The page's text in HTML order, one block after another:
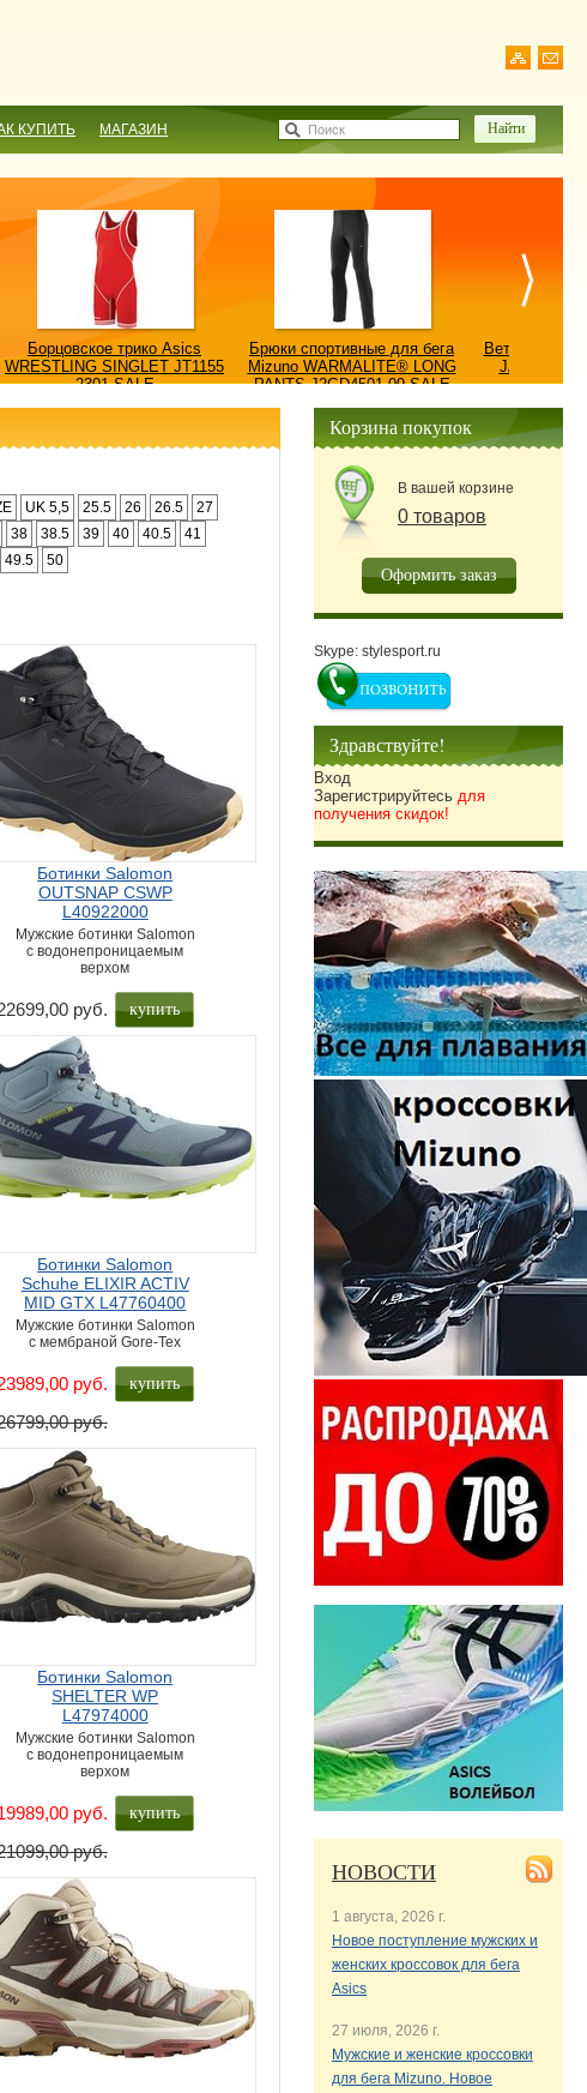
КУПИТЬ МАГАЗИН Поиск
Борцовское трико Asics
WRESTLING SINGLET JT1155
2301-SALE
Брюки спортивные для бега
Mizuno WARMALITE® LONG
PANTS J2GD4501-09-SALE
Ветровка
JACKET/
UK 5,5 25.5 26 26.5
27
38 38.5 39 40 40.5
41
49.5 50
Ботинки Salomon
OUTSNAP CSWP
L40922000
Мужские ботинки Salomon
с водонепроницаемым
верхом
руб. купить
Ботинки Salomon
Schuhe ELIXIR ACTIV
MID GTX L47760400
Мужские ботинки Salomon
с мембраной Gore-Tex
руб.
руб.
купить
Ботинки Salomon
SHELTER WP
L47974000
Мужские ботинки Salomon
с водонепроницаемым
верхом
руб.
руб.
купить
Корзина покупок
В вашей корзине
0 товаров
Оформить заказ
Skype: stylesport.ru
Здравствуйте!
Вход
Зарегистрируйтесь для
получения скидок!
НОВОСТИ
1 августа, 2026 г.
Новое поступление мужских и
женских кроссовок для бега
Asics
27 июля, 2026 г.
Мужские и женские кроссовки
для бега Mizuno. Новое